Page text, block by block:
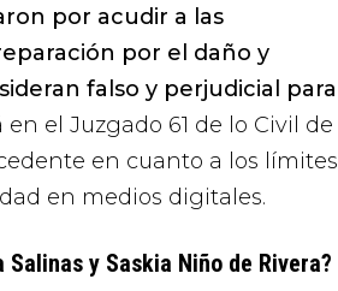
por acudir a las
por el daño y
falso y perjudicial para
el Juzgado 61 de lo Civil de
en cuanto a los límites
en medios digitales.
y Saskia Niño de Rivera?